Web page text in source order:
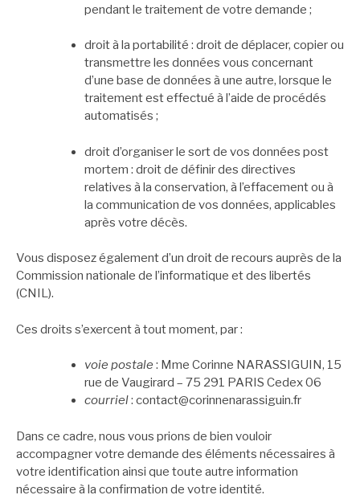
pendant le traitement de votre demande ;
droit à la portabilité : droit de déplacer, copier ou
transmettre les données vous concernant
d’une base de données à une autre, lorsque le
traitement est effectué à l’aide de procédés
automatisés ;
droit d’organiser le sort de vos données post
mortem : droit de définir des directives
relatives à la conservation, à l’effacement ou à
la communication de vos données, applicables
après votre décès.
Vous disposez également d’un droit de recours auprès de la
Commission nationale de l’informatique et des libertés
(CNIL).
Ces droits s’exercent à tout moment, par :
voie postale : Mme Corinne NARASSIGUIN, 15
rue de Vaugirard – 75 291 PARIS Cedex 06
courriel: contact@corinnenarassiguin.fr
Dans ce cadre, nous vous prions de bien vouloir
accompagner votre demande des éléments nécessaires à
votre identification ainsi que toute autre information
nécessaire à la confirmation de votre identité.